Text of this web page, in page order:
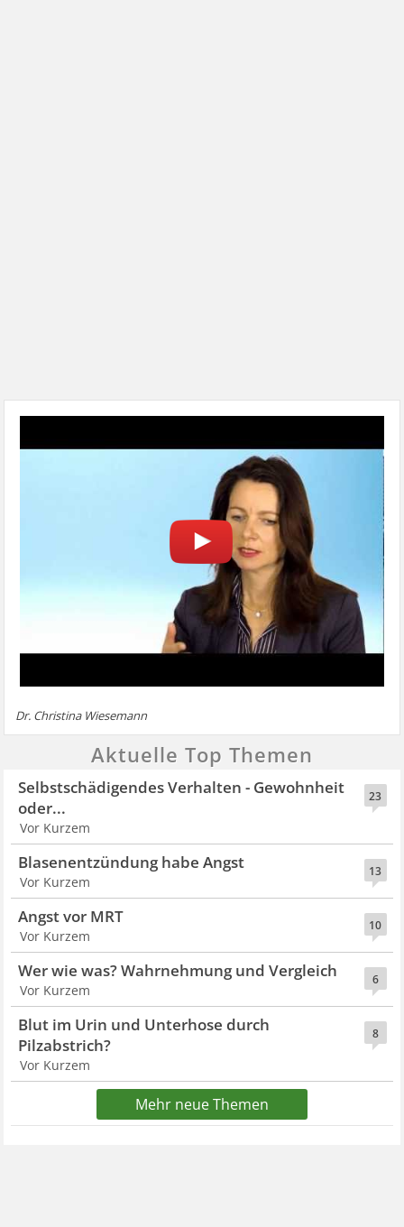
Dr. Christina Wiesemann
Aktuelle Top Themen
23
Selbstschädigendes Verhalten - Gewohnheit
oder...
Vor Kurzem
13
Blasenentzündung habe Angst
Vor Kurzem
10
Angst vor MRT
Vor Kurzem
6
Wer wie was? Wahrnehmung und Vergleich
Vor Kurzem
8
Blut im Urin und Unterhose durch
Pilzabstrich?
Vor Kurzem
Mehr neue Themen